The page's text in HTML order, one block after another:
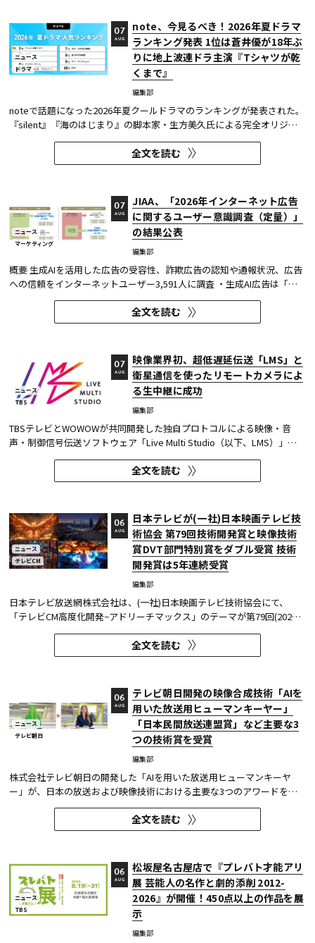
ニュース
ドラマ
note、今見るべき！2026年夏ドラマ
ランキング発表 1位は蒼井優が18年ぶ
りに地上波連ドラ主演『Tシャツが乾
くまで』
編集部
07
AUG
noteで話題になった2026年夏クールドラマのランキングが発表された。
『silent』『海のはじまり』の脚本家・生方美久氏による完全オリジナ
ル作品で、蒼井優が18年ぶりに地上波連続ドラマの主演を務めた『Tシ
ャツが乾くまで』が第1位に輝いた。 また今回、Netflixの『ガス人間』
が3位にランクイン。春クールの『九条の大罪』に続き、2クール...
全文を読む
ニュース
マーケティング
JIAA、「2026年インターネット広告
に関するユーザー意識調査（定量）」
の結果公表
編集部
07
AUG
概要 生成AIを活用した広告の受容性、詐欺広告の認知や通報状況、広告
への信頼をインターネットユーザー3,591人に調査 ・生成AI広告は「条
件が整えば活用してよい」が52.0%。AI活用の明示や権利処理など、透
明性への配慮が受容の前提になる。 ・詐欺広告は各タイプとも70％の認
知があり、過去1年以内の接触経験は10～20％台。一方、通報経...
全文を読む
ニュース
TBS
映像業界初、超低遅延伝送「LMS」と
衛星通信を使ったリモートカメラによ
る生中継に成功
編集部
07
AUG
TBSテレビとWOWOWが共同開発した独自プロトコルによる映像・音
声・制御信号伝送ソフトウェア「Live Multi Studio（以下、LMS）」
が、JCOM株式会社（以下、J:COM）の生中継の特別番組に採用され
た。2026年6月16日にJ:COMが放送した『北海道神宮例祭 神輿渡御』に
おいて、J:COMチャンネル（※1）、地域情報アプリ「ど・ろーかる」
全文を読む
ニュース
テレビCM
日本テレビが(一社)日本映画テレビ技
術協会 第79回技術開発賞と映像技術
賞DVT部門特別賞をダブル受賞 技術
開発賞は5年連続受賞
編集部
06
AUG
日本テレビ放送網株式会社は、(一社)日本映画テレビ技術協会にて、
「テレビCM高度化開発−アドリーチマックス」のテーマが第79回(2025
年度)技術開発賞を、「TOKYO巫女忍者」が映像技術賞 DVT(デジタルビ
ジュアル技術)部門 特別賞を受賞したことを発表した。技術開発賞部門
では、昨年に続き5年連続の受賞となる。 この賞は毎年、放送に関連
全文を読む
ニュース
テレビ朝日
テレビ朝日開発の映像合成技術「AIを
用いた放送用ヒューマンキーヤー」
「日本民間放送連盟賞」など主要な3
つの技術賞を受賞
編集部
06
AUG
株式会社テレビ朝日の開発した「AIを用いた放送用ヒューマンキーヤ
ー」が、日本の放送および映像技術における主要な3つのアワードを受
賞した。 本開発は、人物像認識AIと最新のXR技術を組み合わせたシステ
ムであり、その革新性と実用性が業界内で高い評価を獲得している。
【受賞アワード一覧】 ●2025年 日本民間放送連盟賞 技術部門優...
全文を読む
ニュース
TBS
松坂屋名古屋店で『プレバト才能アリ
展 芸能人の名作と劇的添削 2012-
2026』が開催！450点以上の作品を展
示
編集部
06
AUG